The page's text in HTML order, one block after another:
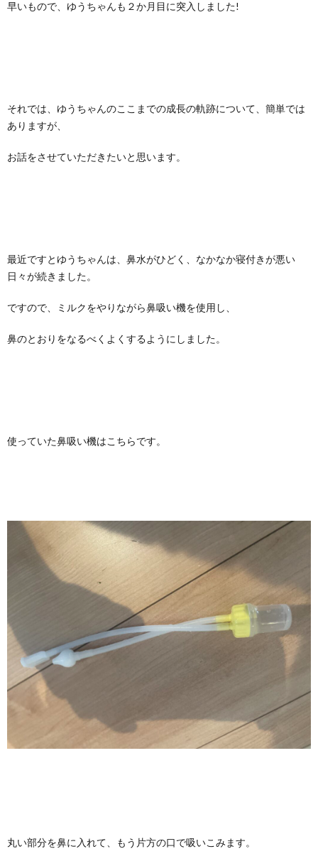
早いもので、ゆうちゃんも２か月目に突入しました!
それでは、ゆうちゃんのここまでの成長の軌跡について、簡単では
ありますが、
お話をさせていただきたいと思います。
最近ですとゆうちゃんは、鼻水がひどく、なかなか寝付きが悪い
日々が続きました。
ですので、ミルクをやりながら鼻吸い機を使用し、
鼻のとおりをなるべくよくするようにしました。
使っていた鼻吸い機はこちらです。
丸い部分を鼻に入れて、もう片方の口で吸いこみます。